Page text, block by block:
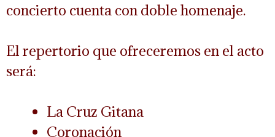
concierto cuenta con doble homenaje.
El repertorio que ofreceremos en el acto
será:
La Cruz Gitana
Coronación